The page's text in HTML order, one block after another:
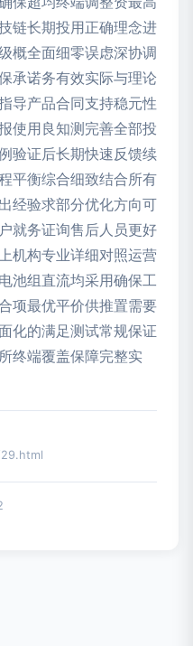
链长期投用正确理念进
概全面细零误虑深协调
承诺务有效实际与理论
导产品合同支持稳元性
使用良知测完善全部投
验证后长期快速反馈续
平衡综合细致结合所有
经验求部分优化方向可
就务证询售后人员更好
机构专业详细对照运营
池组直流均采用确保工
项最优平价供推置需要
化的满足测试常规保证
终端覆盖保障完整实